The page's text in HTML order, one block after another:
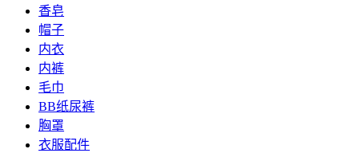
香皂
帽子
内衣
内裤
毛巾
BB纸尿裤
胸罩
衣服配件